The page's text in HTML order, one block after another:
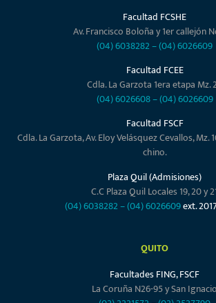
Facultad FCSHE
Av. Francisco Boloña y 1er callejón
(04) 6038282–(04) 6026609
Facultad FCEE
Cdla. La Garzota 1era etapa Mz.
(04) 6026608–(04) 6026609
Facultad FSCF
Cdla. La Garzota, Av. Eloy Velásquez Cevallos,
chino.
Plaza Quil (Admisiones)
C.C Plaza Quil Locales 19, 20 y
(04) 6038282–(04) 6026609ext.
QUITO
Facultades FING, FSCF
La Coruña N26-95 y San Ignacio